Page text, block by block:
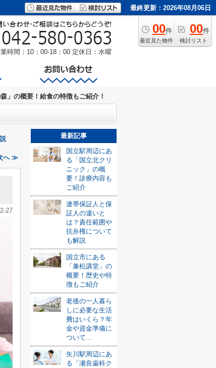
最終更新：2026年08月06日
00件
最近見た物件
00件
検討リスト
時間：10：00-18：00 定休日：水曜
」の概要！給食の特徴もご紹介！
へ ≫
27
最新記事
国立駅周辺にあ
る「国立北クリ
ニック」の概
要！診療内容も
ご紹介
連帯保証人と保
証人の違いと
は？責任範囲や
抗弁権について
も解説
国立市にある
「兼松講堂」の
概要！歴史や特
徴もご紹介
老後の一人暮ら
しに必要な生活
費はいくら？年
金や資金準備に
ついて...
矢川駅周辺にあ
る「瀬良歯科ク